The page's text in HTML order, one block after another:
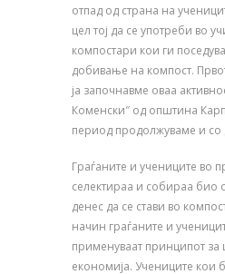
отпад од страна на
цел тој да се употреби во
компостари кои ги
добивање на компост.
ја започнавме оваа
Коменски″ од општина
период продолжуваме и со
Граѓаните и учениците во
селектираа и собираа био
денес да се стави во
начин граѓаните и
применуваат принципот за
економија. Учениците кои